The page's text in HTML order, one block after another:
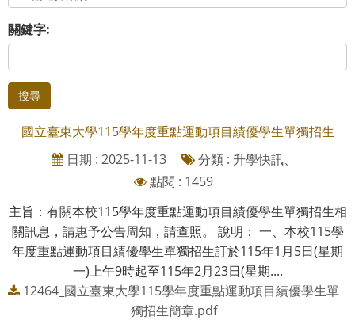
關鍵字:
搜尋
國立臺東大學115學年度重點運動項目績優學生單獨招生
日期 : 2025-11-13
分類 : 升學快訊、
點閱 : 1459
主旨：有關本校115學年度重點運動項目績優學生單獨招生相
關訊息，請惠予公告周知，請查照。 說明： 一、本校115學
年度重點運動項目績優學生單獨招生訂於115年1月5日(星期
一)上午9時起至115年2月23日(星期....
12464_國立臺東大學115學年度重點運動項目績優學生單
獨招生簡章.pdf